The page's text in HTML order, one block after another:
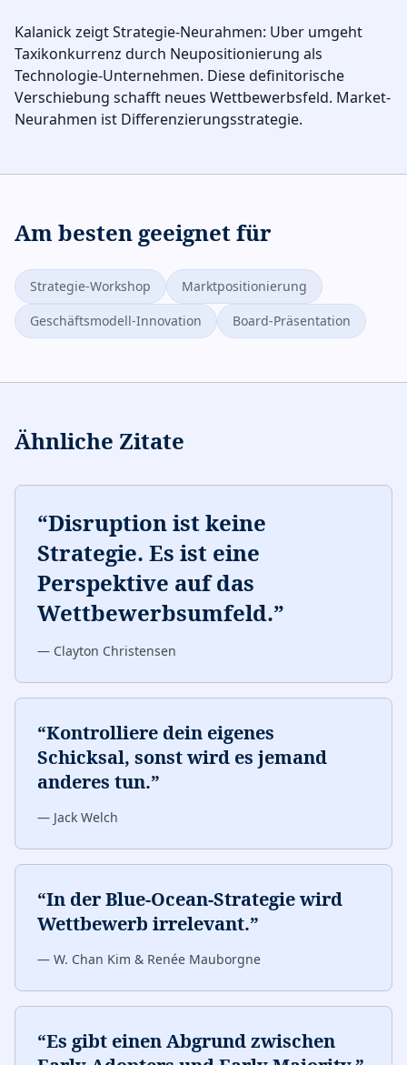
Kalanick zeigt Strategie-Neurahmen: Uber umgeht
Taxikonkurrenz durch Neupositionierung als
Technologie-Unternehmen. Diese definitorische
Verschiebung schafft neues Wettbewerbsfeld. Market-
Neurahmen ist Differenzierungsstrategie.
Am besten geeignet für
Strategie-Workshop
Marktpositionierung
Geschäftsmodell-Innovation
Board-Präsentation
Ähnliche Zitate
“Disruption ist keine
Strategie. Es ist eine
Perspektive auf das
Wettbewerbsumfeld.”
— Clayton Christensen
“Kontrolliere dein eigenes
Schicksal, sonst wird es jemand
anderes tun.”
— Jack Welch
“In der Blue-Ocean-Strategie wird
Wettbewerb irrelevant.”
— W. Chan Kim & Renée Mauborgne
“Es gibt einen Abgrund zwischen